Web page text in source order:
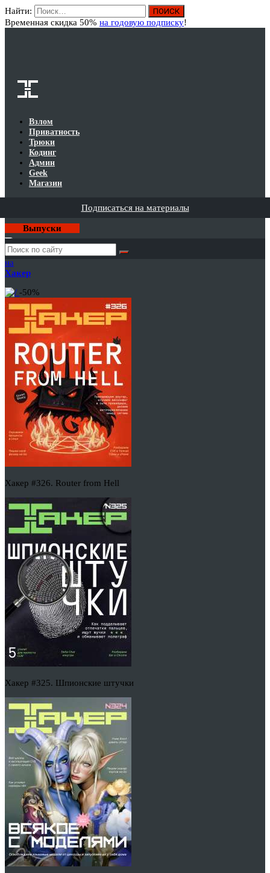
Найти:
Временная скидка 50% на годовую подписку!
Взлом
Приватность
Трюки
Кодинг
Админ
Geek
Магазин
Подписаться на материалы
Выпуски
Годовая
подписка
на
Хакер
-50%
Хакер #326. Router from Hell
Хакер #325. Шпионские штучки